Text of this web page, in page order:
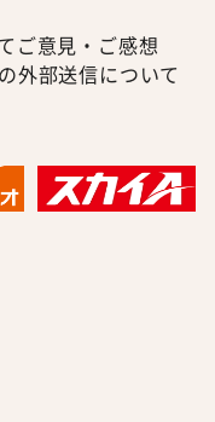
ご意見・ご感想
外部送信について